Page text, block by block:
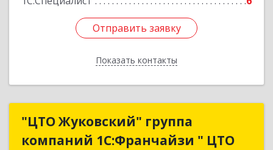
Отправить заявку
Показать контакты
Отправить заявку
Назад
"ЦТО Жуковский" группа
компаний 1С:Франчайзи " ЦТО
"ЦТО Жуковский" группа
компаний 1С:Франчайзи " ЦТО